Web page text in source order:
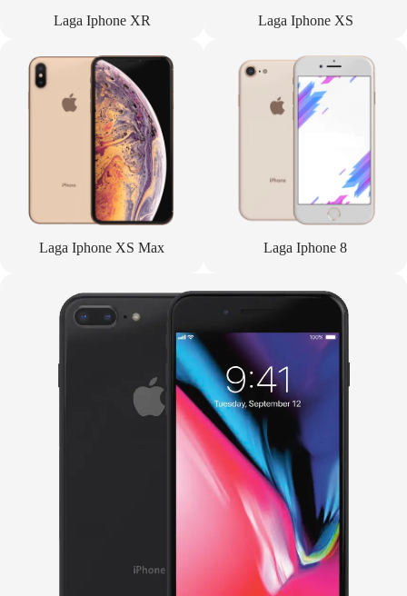
Laga Iphone XR Laga Iphone XS
Laga Iphone XS Max Laga Iphone 8